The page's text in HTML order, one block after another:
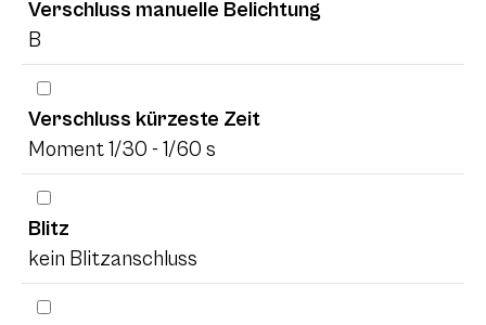
Verschluss manuelle Belichtung
B
Verschluss kürzeste Zeit
Moment 1/30 - 1/60 s
Blitz
kein Blitzanschluss